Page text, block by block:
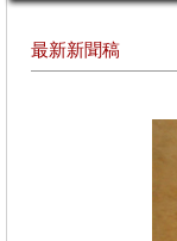
最新新聞稿